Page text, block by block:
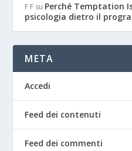
F F su Perché Temptation
psicologia dietro il
META
Accedi
Feed dei contenuti
Feed dei commenti